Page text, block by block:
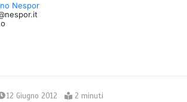
Nespor
12 Giugno 2012 2 minuti